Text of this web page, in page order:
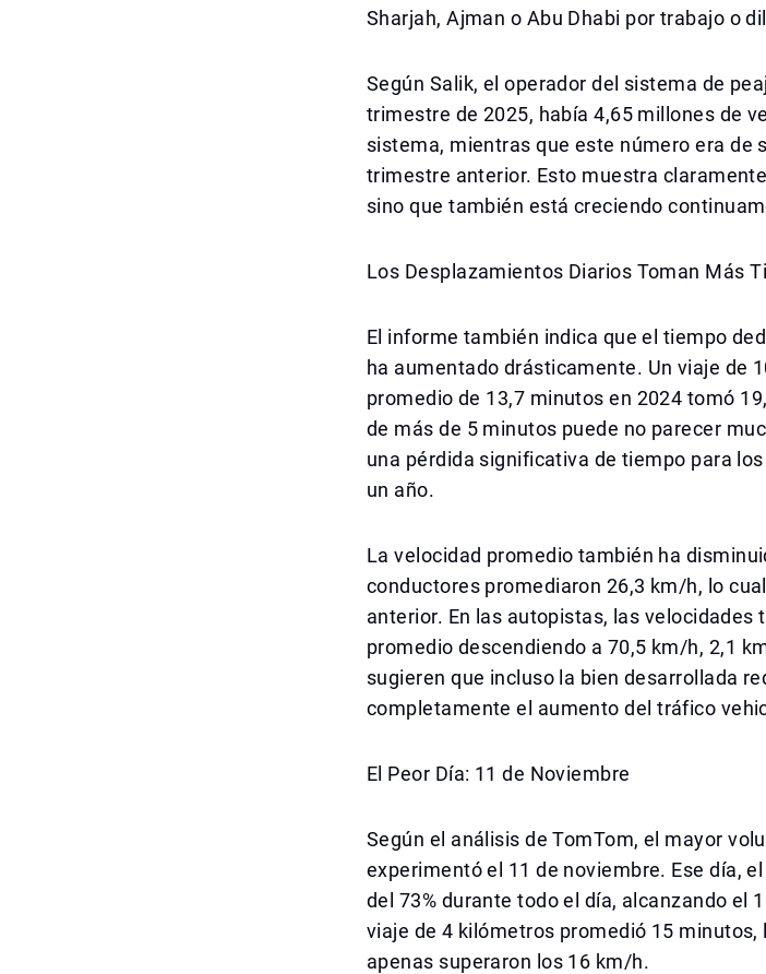
Sharjah, Ajman o Abu Dhabi por trabajo o
Según Salik, el operador del sistema de
trimestre de 2025, había 4,65 millones de
sistema, mientras que este número era de
trimestre anterior. Esto muestra
sino que también está creciendo
Los Desplazamientos Diarios Toman Más
El informe también indica que el tiempo
ha aumentado drásticamente. Un viaje de
promedio de 13,7 minutos en 2024 tomó
de más de 5 minutos puede no parecer
una pérdida significativa de tiempo para
un año.
La velocidad promedio también ha
conductores promediaron 26,3 km/h, lo
anterior. En las autopistas, las velocidades
promedio descendiendo a 70,5 km/h, 2,1
sugieren que incluso la bien desarrollada
completamente el aumento del tráfico
El Peor Día: 11 de Noviembre
Según el análisis de TomTom, el mayor
experimentó el 11 de noviembre. Ese día,
del 73% durante todo el día, alcanzando el
viaje de 4 kilómetros promedió 15
apenas superaron los 16 km/h.